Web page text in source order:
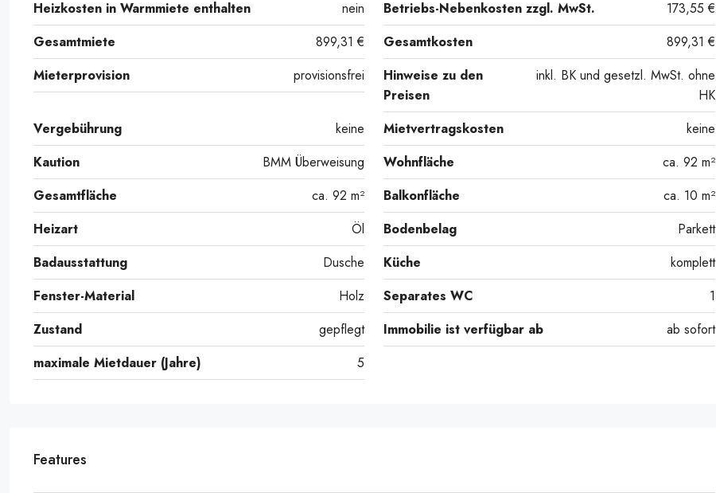
Heizkosten in Warmmiete enthalten
nein Betriebs-Nebenkosten zzgl. MwSt.
173,55 €
Gesamtmiete
899,31 € Gesamtkosten
899,31 €
Mieterprovision
provisionsfrei
Hinweise zu den
Preisen
inkl. BK und gesetzl. MwSt. ohne
HK
Vergebührung
keine Mietvertragskosten
keine
Kaution
BMM Überweisung Wohnfläche
ca. 92 m²
Gesamtfläche
ca. 92 m² Balkonfläche
ca. 10 m²
Heizart
Öl Bodenbelag
Parkett
Badausstattung
Dusche Küche
komplett
Fenster-Material
Holz Separates WC
1
Zustand
gepflegt Immobilie ist verfügbar ab
ab sofort
maximale Mietdauer (Jahre)
5
Features